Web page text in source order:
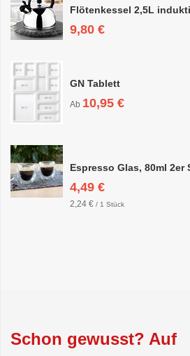
Flötenkessel 2,5L
9,80 €
GN Tablett
Ab 10,95 €
4,49 €
2,24 € / 1 Stück
Schon gewusst? Auf